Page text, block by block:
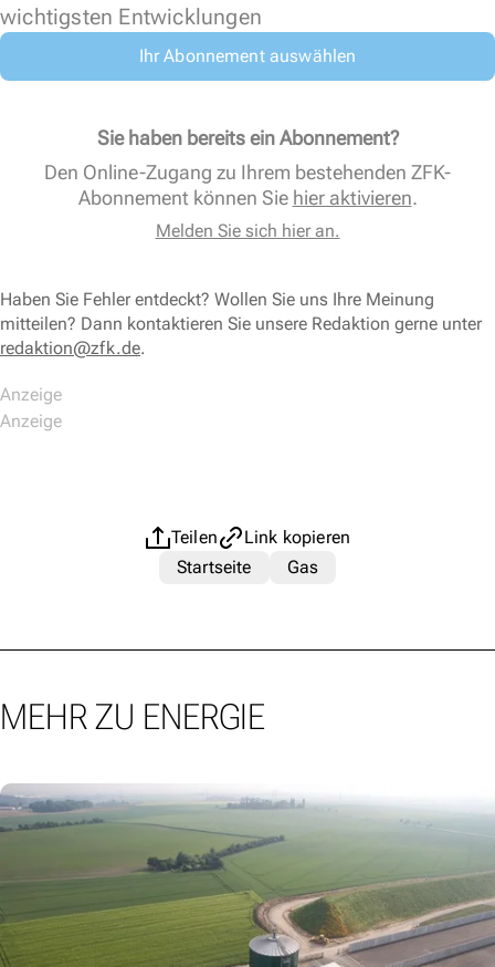
wichtigsten Entwicklungen
Ihr Abonnement auswählen
Sie haben bereits ein Abonnement?
Den Online-Zugang zu Ihrem bestehenden ZFK-
Abonnement können Sie hier aktivieren.
Melden Sie sich hier an.
Haben Sie Fehler entdeckt? Wollen Sie uns Ihre Meinung
mitteilen? Dann kontaktieren Sie unsere Redaktion gerne unter
redaktion@zfk.de.
Teilen
Link kopieren
Startseite
Gas
MEHR ZU ENERGIE